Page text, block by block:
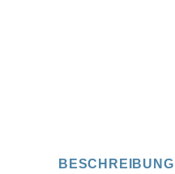
BESCHREIBUNG